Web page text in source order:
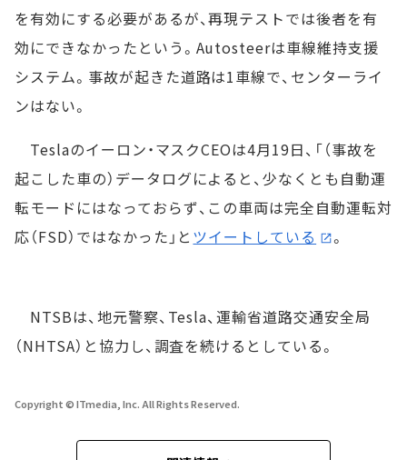
を有効にする必要があるが、再現テストでは後者を有
効にできなかったという。Autosteerは車線維持支援
システム。事故が起きた道路は1車線で、センターライ
ンはない。
Teslaのイーロン・マスクCEOは4月19日、「（事故を
起こした車の）データログによると、少なくとも自動運
転モードにはなっておらず、この車両は完全自動運転対
応（FSD）ではなかった」と ツイートしている 。
NTSBは、地元警察、Tesla、運輸省道路交通安全局
（NHTSA）と協力し、調査を続けるとしている。
Copyright © ITmedia, Inc. All Rights Reserved.